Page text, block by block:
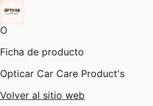
O
Ficha de producto
Opticar Car Care Product's
Volver al sitio web